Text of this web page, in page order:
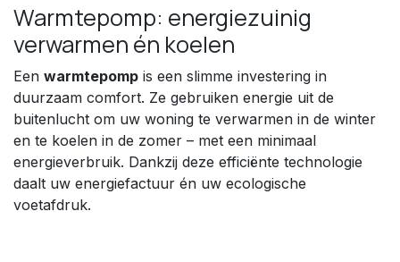
Warmtepomp: energiezuinig
verwarmen én koelen
Een warmtepomp is een slimme investering in
duurzaam comfort. Ze gebruiken energie uit de
buitenlucht om uw woning te verwarmen in de winter
en te koelen in de zomer – met een minimaal
energieverbruik. Dankzij deze efficiënte technologie
daalt uw energiefactuur én uw ecologische
voetafdruk.